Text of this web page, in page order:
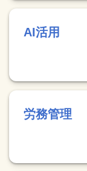
AI活用
労務管理